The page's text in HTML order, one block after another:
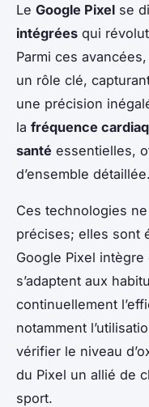
Le Google Pixel se
intégrées qui
Parmi ces
un rôle clé,
une précision
la fréquence
santé essentielles,
d’ensemble détaillée.
Ces technologies
précises; elles sont
Google Pixel
s’adaptent aux
continuellement
notamment
vérifier le niveau
du Pixel un allié de
sport.